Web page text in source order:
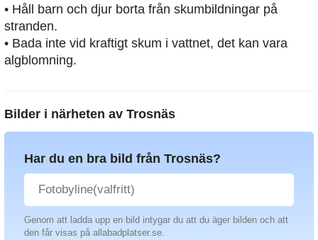
• Håll barn och djur borta från skumbildningar på
stranden.
• Bada inte vid kraftigt skum i vattnet, det kan vara
algblomning.
Bilder i närheten av Trosnäs
Har du en bra bild från Trosnäs?
Genom att ladda upp en bild intygar du att du äger bilden och att
den får visas på allabadplatser.se.